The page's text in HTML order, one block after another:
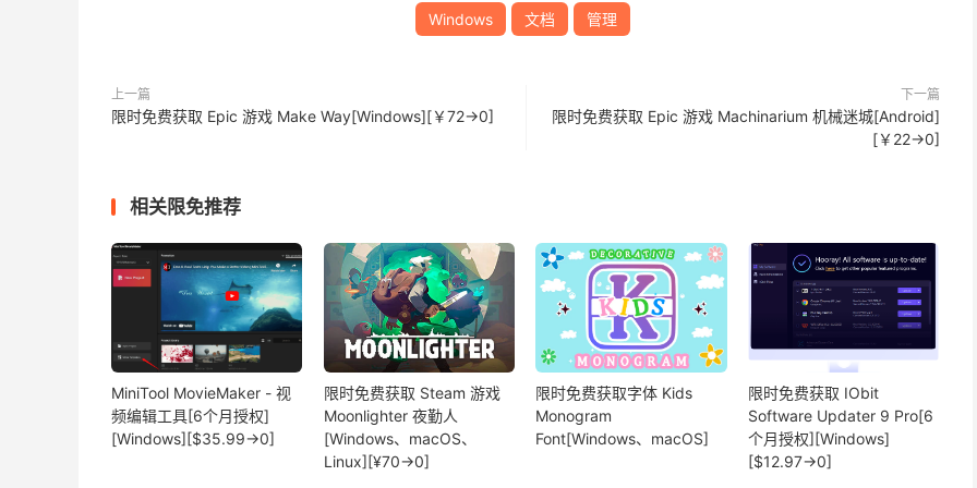
Windows 文档 管理
上一篇
限时免费获取 Epic 游戏 Make Way[Windows][￥72→0]
下一篇
限时免费获取 Epic 游戏 Machinarium 机械迷城[Android]
[￥22→0]
相关限免推荐
MiniTool MovieMaker - 视
频编辑工具[6个月授权]
[Windows][$35.99→0]
限时免费获取 Steam 游戏
Moonlighter 夜勤人
[Windows、macOS、
Linux][¥70→0]
限时免费获取字体 Kids
Monogram
Font[Windows、macOS]
限时免费获取 IObit
Software Updater 9 Pro[6
个月授权][Windows]
[$12.97→0]